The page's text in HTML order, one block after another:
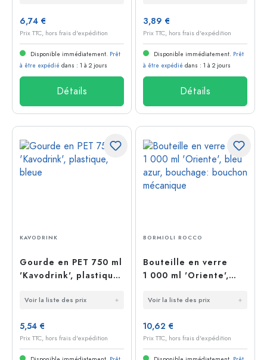
6,74 €
Prix TTC, hors frais d'expédition
Disponible immédiatement. Prêt
à être expédié dans : 1 à 2 jours
Détails
3,89 €
Prix TTC, hors frais d'expédition
Disponible immédiatement. Prêt
à être expédié dans : 1 à 2 jours
Détails
KAVODRINK
Gourde en PET 750 ml
'Kavodrink', plastique,
Voir la liste des prix
5,54 €
Prix TTC, hors frais d'expédition
BORMIOLI ROCCO
Bouteille en verre
1 000 ml 'Oriente',
bouchon mécanique
Voir la liste des prix
10,62 €
Prix TTC, hors frais d'expédition